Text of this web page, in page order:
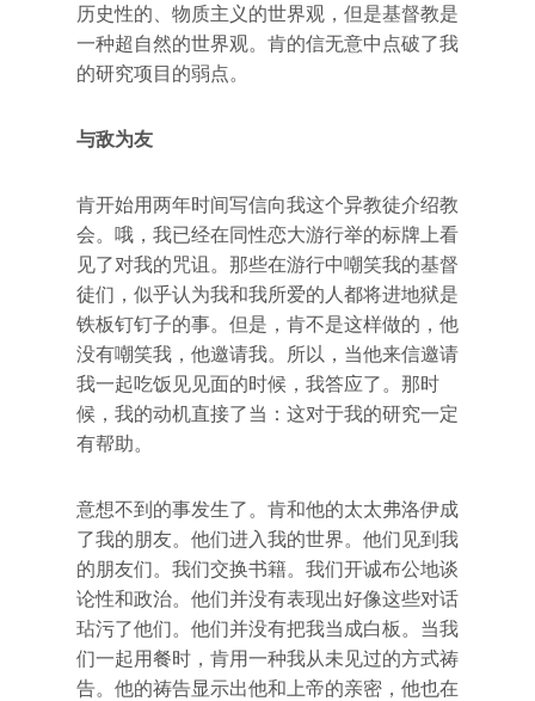
历史性的、物质主义的世界观，但是基督教是
一种超自然的世界观。肯的信无意中点破了我
的研究项目的弱点。
与敌为友
肯开始用两年时间写信向我这个异教徒介绍教
会。哦，我已经在同性恋大游行举的标牌上看
见了对我的咒诅。那些在游行中嘲笑我的基督
徒们，似乎认为我和我所爱的人都将进地狱是
铁板钉钉子的事。但是，肯不是这样做的，他
没有嘲笑我，他邀请我。所以，当他来信邀请
我一起吃饭见见面的时候，我答应了。那时
候，我的动机直接了当：这对于我的研究一定
有帮助。
意想不到的事发生了。肯和他的太太弗洛伊成
了我的朋友。他们进入我的世界。他们见到我
的朋友们。我们交换书籍。我们开诚布公地谈
论性和政治。他们并没有表现出好像这些对话
玷污了他们。他们并没有把我当成白板。当我
们一起用餐时，肯用一种我从未见过的方式祷
告。他的祷告显示出他和上帝的亲密，他也在